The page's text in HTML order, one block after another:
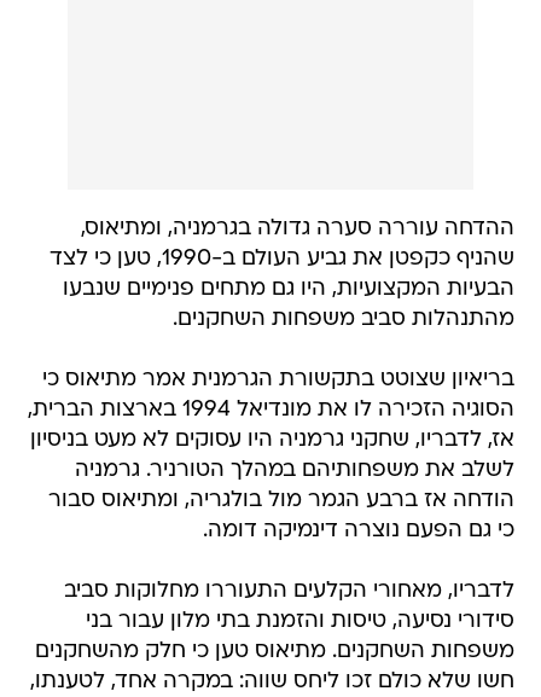
ההדחה עוררה סערה גדולה בגרמניה, ומתיאוס,
שהניף כקפטן את גביע העולם ב-1990, טען כי לצד
הבעיות המקצועיות, היו גם מתחים פנימיים שנבעו
מהתנהלות סביב משפחות השחקנים.
בריאיון שצוטט בתקשורת הגרמנית אמר מתיאוס כי
הסוגיה הזכירה לו את מונדיאל 1994 בארצות הברית,
אז, לדבריו, שחקני גרמניה היו עסוקים לא מעט בניסיון
לשלב את משפחותיהם במהלך הטורניר. גרמניה
הודחה אז ברבע הגמר מול בולגריה, ומתיאוס סבור
כי גם הפעם נוצרה דינמיקה דומה.
לדבריו, מאחורי הקלעים התעוררו מחלוקות סביב
סידורי נסיעה, טיסות והזמנת בתי מלון עבור בני
משפחות השחקנים. מתיאוס טען כי חלק מהשחקנים
חשו שלא כולם זכו ליחס שווה: במקרה אחד, לטענתו,